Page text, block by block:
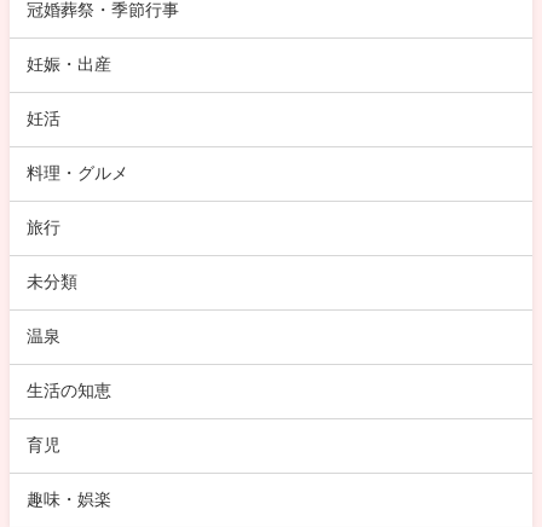
冠婚葬祭・季節行事
妊娠・出産
妊活
料理・グルメ
旅行
未分類
温泉
生活の知恵
育児
趣味・娯楽